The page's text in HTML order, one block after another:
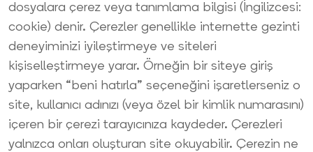
dosyalara çerez veya tanımlama bilgisi (İngilizcesi:
cookie) denir. Çerezler genellikle internette gezinti
deneyiminizi iyileştirmeye ve siteleri
kişiselleştirmeye yarar. Örneğin bir siteye giriş
yaparken “beni hatırla” seçeneğini işaretlerseniz o
site, kullanıcı adınızı (veya özel bir kimlik numarasını)
içeren bir çerezi tarayıcınıza kaydeder. Çerezleri
yalnızca onları oluşturan site okuyabilir. Çerezin ne